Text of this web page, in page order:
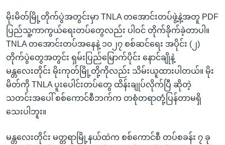
မိုးမိတ်မြို့တိုက်ပွဲအတွင်းမှာ TNLA တအောင်းတပ်ဖွဲ့နဲ့အတူ PDF
ပြည်သူ့ကာကွယ်ရေးတပ်တွေလည်း ပါဝင် တိုက်ခိုက်ခဲ့တာပါ။
TNLA တအောင်းတပ်အနေနဲ့ ၁၀၂၇ စစ်ဆင်ရေး အပိုင်း (၂)
တိုက်ပွဲတွေအတွင်း ရှမ်းပြည်မြောက်ပိုင်း နောင်ချိုနဲ့
မန္တလေးတိုင်း မိုးကုတ်မြို့တို့ကိုလည်း သိမ်းယူထားပါတယ်။ မိုး
မိတ်ကို TNLA ပူးပေါင်းတပ်တွေ ထိန်းချုပ်လိုက်ပြီ ဆိုတဲ့
သတင်းအပေါ် စစ်ကောင်စီဘက်က တစုံတရာတုံ့ပြန်တာမရှိ
သေးပါဘူး။
မန္တလေးတိုင်း မတ္တရာမြို့နယ်ထဲက စစ်ကောင်စီ တပ်စခန်း ၇ ခု